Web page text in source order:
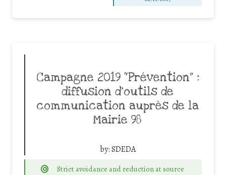
Campagne 2019 “Prévention” :
diffusion d’outils de
communication auprès de la
Mairie 98
by:SDEDA
Strict avoidance and reduction at source